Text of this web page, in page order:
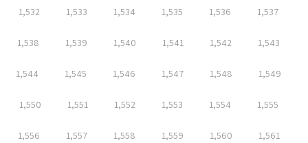
1,532 1,533 1,534 1,535 1,536 1,537
1,538 1,539 1,540 1,541 1,542 1,543
1,544 1,545 1,546 1,547 1,548 1,549
1,550 1,551 1,552 1,553 1,554 1,555
1,556 1,557 1,558 1,559 1,560 1,561